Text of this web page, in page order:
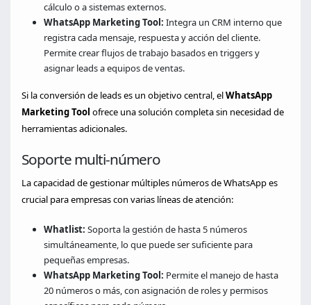
cálculo o a sistemas externos.
WhatsApp Marketing Tool: Integra un CRM interno que
registra cada mensaje, respuesta y acción del cliente.
Permite crear flujos de trabajo basados en triggers y
asignar leads a equipos de ventas.
Si la conversión de leads es un objetivo central, elWhatsApp
Marketing Tool ofrece una solución completa sin necesidad de
herramientas adicionales.
Soporte multi-número
La capacidad de gestionar múltiples números de WhatsApp es
crucial para empresas con varias líneas de atención:
Whatlist: Soporta la gestión de hasta 5 números
simultáneamente, lo que puede ser suficiente para
pequeñas empresas.
WhatsApp Marketing Tool: Permite el manejo de hasta
20 números o más, con asignación de roles y permisos